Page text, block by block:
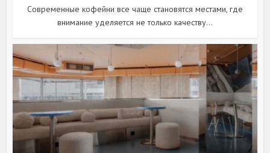
Современные кофейни все чаще становятся местами, где
внимание уделяется не только качеству...